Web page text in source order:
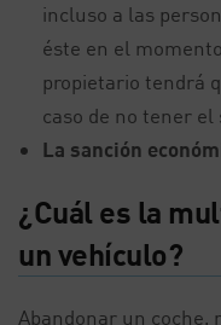
incluso a las
éste en el
propietario tendrá
caso de no tener el
La sanción
¿Cuál es la
un vehículo?
Abandonar un coche,